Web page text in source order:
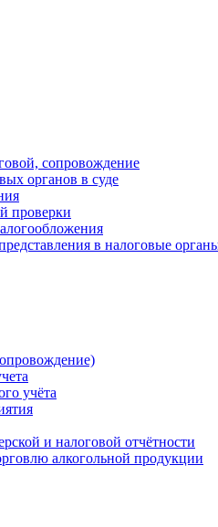
сопровождение
органов в суде
проверки
в налоговые
учёта
и налоговой отчётности
алкогольной продукции